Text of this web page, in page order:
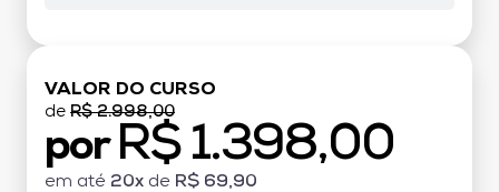
VALOR DO CURSO
de R$ 2.998,00
por R$ 1.398,00
em até 20x de R$ 69,90